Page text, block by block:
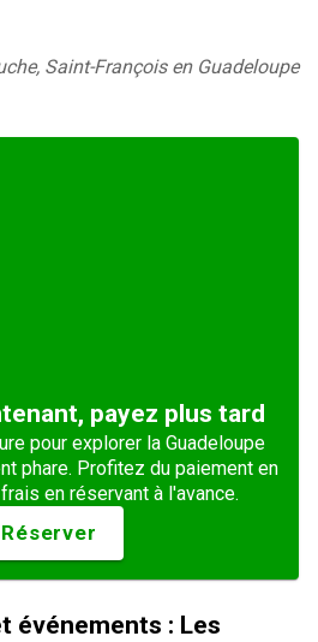
Saint-François en Guadeloupe
payez plus tard
pour explorer la Guadeloupe
phare. Profitez du paiement en
en réservant à l'avance.
Réserver
événements : Les